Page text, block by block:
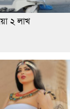
২ লাখ